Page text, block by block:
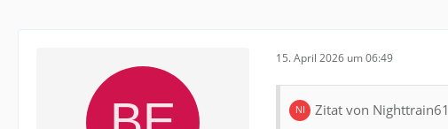
15. April 2026 um 06:49
Zitat von Nighttrain61